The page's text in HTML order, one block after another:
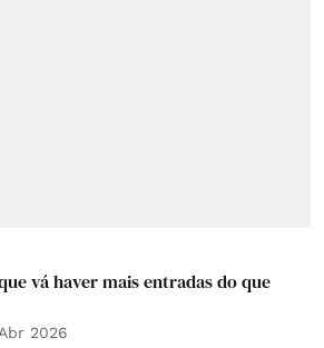
vá haver mais entradas do que
2026